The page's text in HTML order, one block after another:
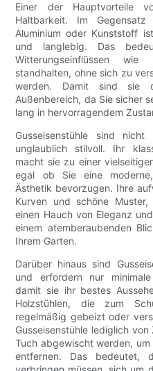
Einer der Hauptvorteile
Haltbarkeit. Im
Aluminium oder Kunststoff
und langlebig. Das
Witterungseinflüssen
standhalten, ohne sich zu
werden. Damit sind sie
Außenbereich, da Sie sicher
lang in hervorragendem
Gusseisenstühle sind
unglaublich stilvoll. Ihr
macht sie zu einer
egal ob Sie eine
Ästhetik bevorzugen. Ihre
Kurven und schöne Muster,
einen Hauch von Eleganz
einem atemberaubenden
Ihrem Garten.
Darüber hinaus sind
und erfordern nur
damit sie ihr bestes
Holzstühlen, die zum
regelmäßig gebeizt oder
Gusseisenstühle lediglich
Tuch abgewischt werden,
entfernen. Das bedeutet,